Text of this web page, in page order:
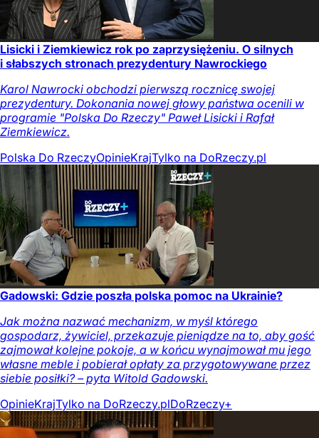
Lisicki i Ziemkiewicz rok po zaprzysiężeniu. O silnych
i słabszych stronach prezydentury Nawrockiego
Karol Nawrocki obchodzi pierwszą rocznicę swojej
prezydentury. Dokonania nowej głowy państwa ocenili w
programie "Polska Do Rzeczy" Paweł Lisicki i Rafał
Ziemkiewicz.
Polska Do RzeczyOpinieKrajTylko na DoRzeczy.pl
Gadowski: Gdzie poszła polska pomoc na Ukrainie?
Jak można nazwać mechanizm, w myśl którego
gospodarz, żywiciel, przekazuje pieniądze na to, aby gość
zajmował kolejne pokoje, a w końcu wynajmował mu jego
własne meble i pobierał opłaty za przygotowywane przez
siebie posiłki? – pyta Witold Gadowski.
OpinieKrajTylko na DoRzeczy.plDoRzeczy+